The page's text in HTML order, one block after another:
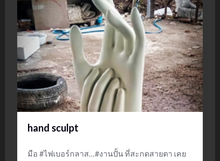
hand sculpt
มือ #ไฟเบอร์กลาส…#งานปั้น ที่สะกดสายตา เคย